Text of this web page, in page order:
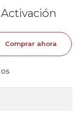
Comprar ahora